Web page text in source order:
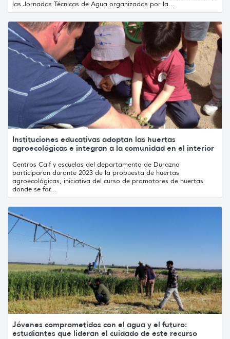
las Jornadas Técnicas de Agua organizadas por la...
Instituciones educativas adoptan las huertas
agroecológicas e integran a la comunidad en el interior
Centros Caif y escuelas del departamento de Durazno
participaron durante 2023 de la propuesta de huertas
agroecológicas, iniciativa del curso de promotores de huertas
donde se for...
Jóvenes comprometidos con el agua y el futuro:
estudiantes que lideran el cuidado de este recurso